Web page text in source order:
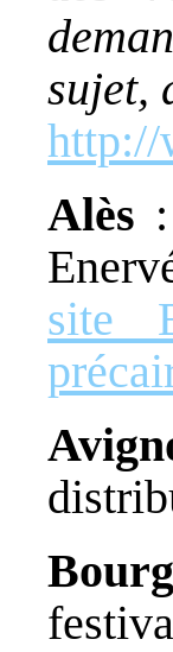
sujet,
http://
Alès
site